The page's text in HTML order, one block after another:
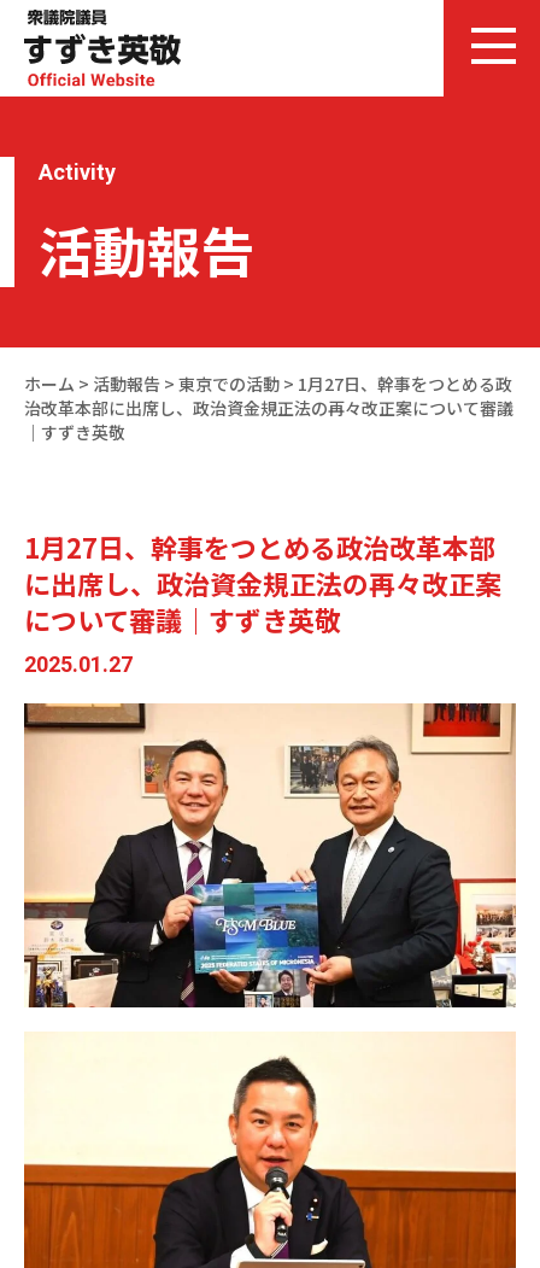
Activity
活動報告
ホーム > 活動報告 > 東京での活動 > 1月27日、幹事をつとめる政
治改革本部に出席し、政治資金規正法の再々改正案について審議
｜すずき英敬
1月27日、幹事をつとめる政治改革本部
に出席し、政治資金規正法の再々改正案
について審議｜すずき英敬
2025.01.27